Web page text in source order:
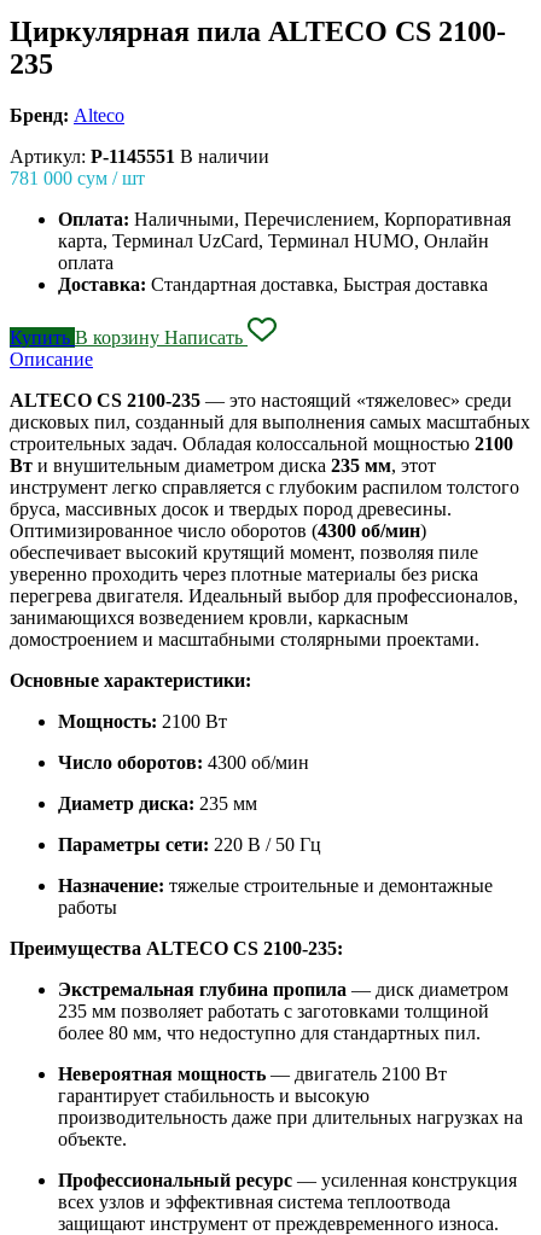
Циркулярная пила ALTECO CS 2100-
235
Бренд: Alteco
Артикул: P-1145551 В наличии
781 000 сум / шт
Оплата: Наличными, Перечислением, Корпоративная
карта, Терминал UzCard, Терминал HUMO, Онлайн
оплата
Доставка: Стандартная доставка, Быстрая доставка
Купить В корзину Написать
Описание
ALTECO CS 2100-235 — это настоящий «тяжеловес» среди
дисковых пил, созданный для выполнения самых масштабных
строительных задач. Обладая колоссальной мощностью 2100
Вт и внушительным диаметром диска 235 мм, этот
инструмент легко справляется с глубоким распилом толстого
бруса, массивных досок и твердых пород древесины.
Оптимизированное число оборотов (4300 об/мин)
обеспечивает высокий крутящий момент, позволяя пиле
уверенно проходить через плотные материалы без риска
перегрева двигателя. Идеальный выбор для профессионалов,
занимающихся возведением кровли, каркасным
домостроением и масштабными столярными проектами.
Основные характеристики:
Мощность: 2100 Вт
Число оборотов: 4300 об/мин
Диаметр диска: 235 мм
Параметры сети: 220 В / 50 Гц
Назначение: тяжелые строительные и демонтажные
работы
Преимущества ALTECO CS 2100-235:
Экстремальная глубина пропила — диск диаметром
235 мм позволяет работать с заготовками толщиной
более 80 мм, что недоступно для стандартных пил.
Невероятная мощность — двигатель 2100 Вт
гарантирует стабильность и высокую
производительность даже при длительных нагрузках на
объекте.
Профессиональный ресурс — усиленная конструкция
всех узлов и эффективная система теплоотвода
защищают инструмент от преждевременного износа.